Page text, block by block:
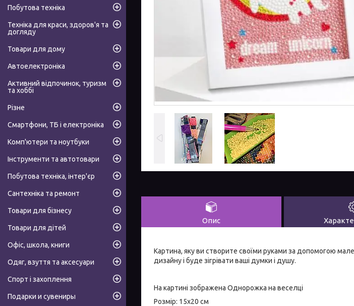
Опис
Картина, яку ви створите своїми руками за допомогою
дизайну і буде зігрівати ваші думки і душу.
На картині зображена Однорожка на веселці
Розмір: 15х20 см
Побутова техніка
Техніка для краси, здоров'я та
догляду
Товари для дому
Автоелектроніка
Активний відпочинок, туризм
та хоббі
Різне
Смартфони, ТБ і електроніка
Комп'ютери та ноутбуки
Інструменти та автотовари
Побутова техніка, інтер'єр
Сантехніка та ремонт
Товари для бізнесу
Товари для дітей
Офіс, школа, книги
Одяг, взуття та аксесуари
Спорт і захоплення
Подарки и сувениры